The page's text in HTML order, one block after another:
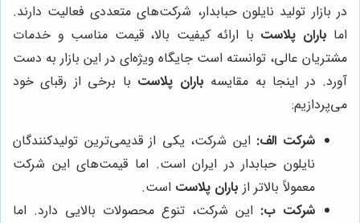
در بازار تولید نایلون حبابدار، شرکت‌های متعددی فعالیت دارند.
اما باران پلاست با ارائه کیفیت بالا، قیمت مناسب و خدمات
مشتریان عالی، توانسته است جایگاه ویژه‌ای در این بازار به دست
آورد. در اینجا به مقایسه باران پلاست با برخی از رقبای خود
می‌پردازیم:
شرکت الف: این شرکت، یکی از قدیمی‌ترین تولیدکنندگان
نایلون حبابدار در ایران است. اما قیمت‌های این شرکت
معمولاً بالاتر از باران پلاست است.
شرکت ب: این شرکت، تنوع محصولات بالایی دارد. اما